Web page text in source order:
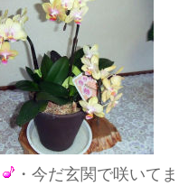
・今だ玄関で咲いてま